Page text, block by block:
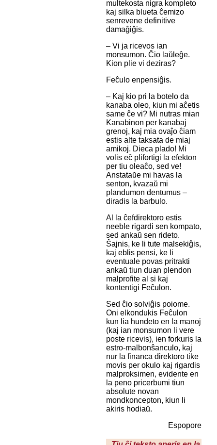
multekosta nigra kompleto
kaj silka blueta ĉemizo
senrevene definitive
damaĝiĝis.
– Vi ja ricevos ian
monsumon. Ĉio laŭleĝe.
Kion plie vi deziras?
Feĉulo enpensiĝis.
– Kaj kio pri la botelo da
kanaba oleo, kiun mi aĉetis
same ĉe vi? Mi nutras mian
Kanabinon per kanabaj
grenoj, kaj mia ovaĵo ĉiam
estis alte taksata de miaj
amikoj. Dieca plado! Mi
volis eĉ plifortigi la efekton
per tiu oleaĉo, sed ve!
Anstataŭe mi havas la
senton, kvazaŭ mi
plandumon dentumus –
diradis la barbulo.
Al la ĉefdirektoro estis
neeble rigardi sen kompato,
sed ankaŭ sen rideto.
Ŝajnis, ke li tute malsekiĝis,
kaj eblis pensi, ke li
eventuale povas pritrakti
ankaŭ tiun duan plendon
malprofite al si kaj
kontentigi Feĉulon.
Sed ĉio solviĝis poiome.
Oni elkondukis Feĉulon
kun lia hundeto en la manoj
(kaj ian monsumon li vere
poste ricevis), ien forkuris la
estro-malbonŝanculo, kaj
nur la financa direktoro tike
movis per okulo kaj rigardis
malproksimen, evidente en
la peno pricerbumi tiun
absolute novan
mondkoncepton, kiun li
akiris hodiaŭ.
Espopore